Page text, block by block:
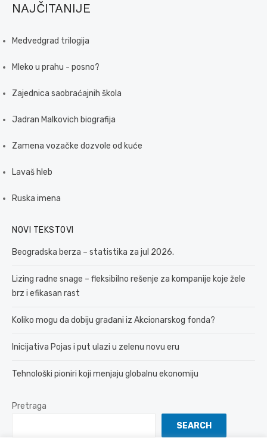
NAJČITANIJE
Medvedgrad trilogija
Mleko u prahu - posno?
Zajednica saobraćajnih škola
Jadran Malkovich biografija
Zamena vozačke dozvole od kuće
Lavaš hleb
Ruska imena
NOVI TEKSTOVI
Beogradska berza – statistika za jul 2026.
Lizing radne snage – fleksibilno rešenje za kompanije koje žele
brz i efikasan rast
Koliko mogu da dobiju građani iz Akcionarskog fonda?
Inicijativa Pojas i put ulazi u zelenu novu eru
Tehnološki pioniri koji menjaju globalnu ekonomiju
Pretraga
SEARCH